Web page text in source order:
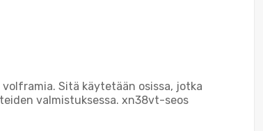
Sitä käytetään osissa, jotka
valmistuksessa. xn38vt-seos